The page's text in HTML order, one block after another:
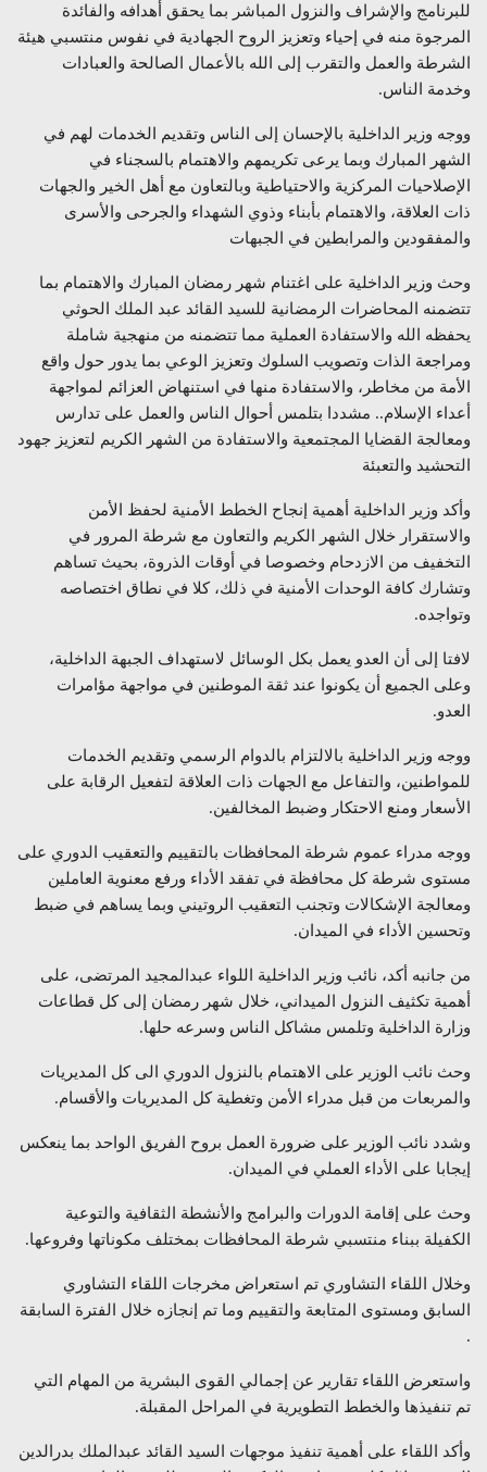
للبرنامج والإشراف والنزول المباشر بما يحقق أهدافه والفائدة
المرجوة منه في إحياء وتعزيز الروح الجهادية في نفوس منتسبي هيئة
الشرطة والعمل والتقرب إلى الله بالأعمال الصالحة والعبادات
وخدمة الناس.
ووجه وزير الداخلية بالإحسان إلى الناس وتقديم الخدمات لهم في
الشهر المبارك وبما يرعى تكريمهم والاهتمام بالسجناء في
الإصلاحيات المركزية والاحتياطية وبالتعاون مع أهل الخير والجهات
ذات العلاقة، والاهتمام بأبناء وذوي الشهداء والجرحى والأسرى
والمفقودين والمرابطين في الجبهات
وحث وزير الداخلية على اغتنام شهر رمضان المبارك والاهتمام بما
تتضمنه المحاضرات الرمضانية للسيد القائد عبد الملك الحوثي
يحفظه الله والاستفادة العملية مما تتضمنه من منهجية شاملة
ومراجعة الذات وتصويب السلوك وتعزيز الوعي بما يدور حول واقع
الأمة من مخاطر، والاستفادة منها في استنهاض العزائم لمواجهة
أعداء الإسلام.. مشددا بتلمس أحوال الناس والعمل على تدارس
ومعالجة القضايا المجتمعية والاستفادة من الشهر الكريم لتعزيز جهود
التحشيد والتعبئة
وأكد وزير الداخلية أهمية إنجاح الخطط الأمنية لحفظ الأمن
والاستقرار خلال الشهر الكريم والتعاون مع شرطة المرور في
التخفيف من الازدحام وخصوصا في أوقات الذروة، بحيث تساهم
وتشارك كافة الوحدات الأمنية في ذلك، كلا في نطاق اختصاصه
وتواجده.
لافتا إلى أن العدو يعمل بكل الوسائل لاستهداف الجبهة الداخلية،
وعلى الجميع أن يكونوا عند ثقة الموطنين في مواجهة مؤامرات
العدو.
ووجه وزير الداخلية بالالتزام بالدوام الرسمي وتقديم الخدمات
للمواطنين، والتفاعل مع الجهات ذات العلاقة لتفعيل الرقابة على
الأسعار ومنع الاحتكار وضبط المخالفين.
ووجه مدراء عموم شرطة المحافظات بالتقييم والتعقيب الدوري على
مستوى شرطة كل محافظة في تفقد الأداء ورفع معنوية العاملين
ومعالجة الإشكالات وتجنب التعقيب الروتيني وبما يساهم في ضبط
وتحسين الأداء في الميدان.
من جانبه أكد، نائب وزير الداخلية اللواء عبدالمجيد المرتضى، على
أهمية تكثيف النزول الميداني، خلال شهر رمضان إلى كل قطاعات
وزارة الداخلية وتلمس مشاكل الناس وسرعه حلها.
وحث نائب الوزير على الاهتمام بالنزول الدوري الى كل المديريات
والمربعات من قبل مدراء الأمن وتغطية كل المديريات والأقسام.
وشدد نائب الوزير على ضرورة العمل بروح الفريق الواحد بما ينعكس
إيجابا على الأداء العملي في الميدان.
وحث على إقامة الدورات والبرامج والأنشطة الثقافية والتوعية
الكفيلة ببناء منتسبي شرطة المحافظات بمختلف مكوناتها وفروعها.
وخلال اللقاء التشاوري تم استعراض مخرجات اللقاء التشاوري
السابق ومستوى المتابعة والتقييم وما تم إنجازه خلال الفترة السابقة
.
واستعرض اللقاء تقارير عن إجمالي القوى البشرية من المهام التي
تم تنفيذها والخطط التطويرية في المراحل المقبلة.
وأكد اللقاء على أهمية تنفيذ موجهات السيد القائد عبدالملك بدرالدين